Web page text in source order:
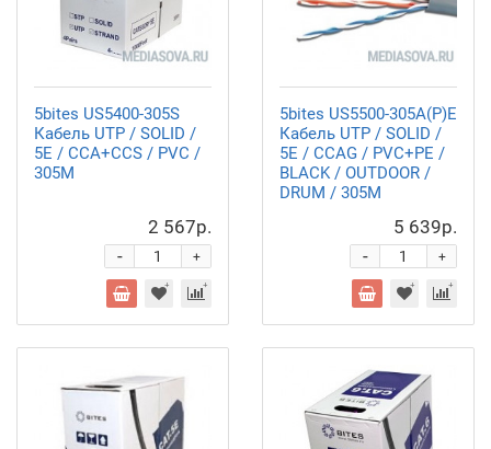
5bites US5400-305S
Кабель UTP / SOLID /
5E / CCA+CCS / PVC /
305M
2 567р.
+
-
5bites US5500-305A(P)E
Кабель UTP / SOLID /
5E / CCAG / PVC+PE /
BLACK / OUTDOOR /
DRUM / 305M
5 639р.
+
-